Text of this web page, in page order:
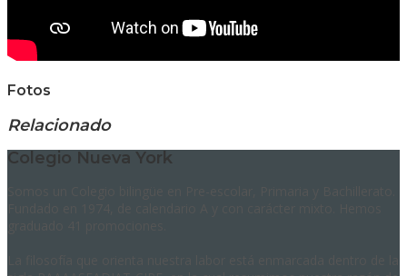
Fotos
Relacionado
Colegio Nueva York